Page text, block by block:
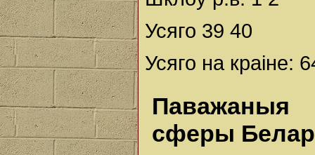
Усяго 39 40
Усяго на краіне:
Паважаныя
сферы